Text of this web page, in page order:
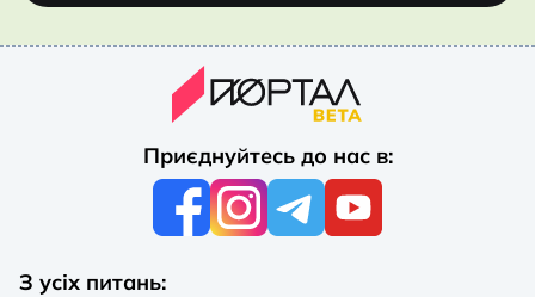
Приєднуйтесь до нас в:
З усіх питань: